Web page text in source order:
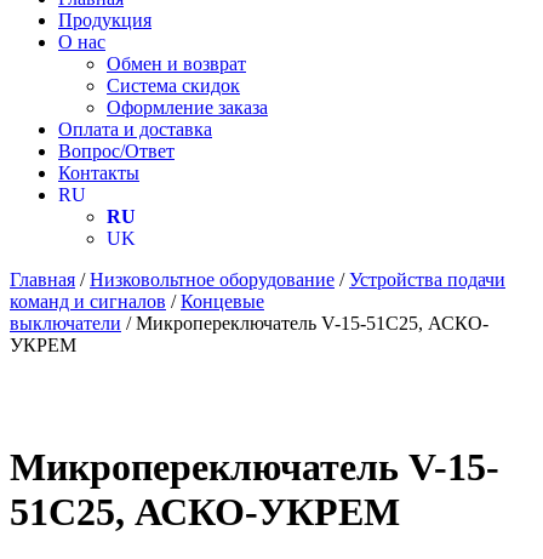
Продукция
О нас
Обмен и возврат
Система скидок
Оформление заказа
Оплата и доставка
Вопрос/Ответ
Контакты
RU
RU
UK
Главная /Низковольтное оборудование /Устройства подачи
команд и сигналов /Концевые
выключатели / Микропереключатель V-15-51C25, АСКО-
УКРЕМ
Микропереключатель V-15-
51C25, АСКО-УКРЕМ